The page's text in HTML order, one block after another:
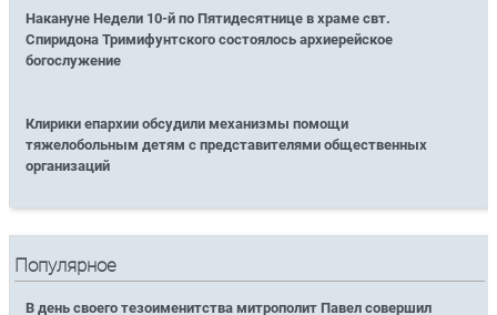
Накануне Недели 10-й по Пятидесятнице в храме свт.
Спиридона Тримифунтского состоялось архиерейское
богослужение
Клирики епархии обсудили механизмы помощи
тяжелобольным детям с представителями общественных
организаций
Популярное
В день своего тезоименитства митрополит Павел совершил